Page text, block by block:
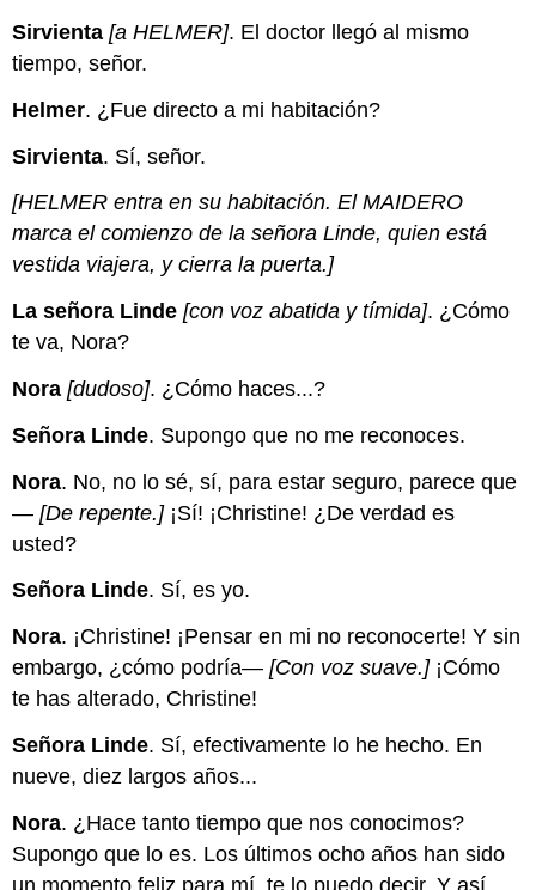
Sirvienta [a HELMER]. El doctor llegó al mismo
tiempo, señor.
Helmer. ¿Fue directo a mi habitación?
Sirvienta. Sí, señor.
[HELMER entra en su habitación. El MAIDERO
marca el comienzo de la señora Linde, quien está
vestida viajera, y cierra la puerta.]
La señora Linde [con voz abatida y tímida]. ¿Cómo
te va, Nora?
Nora [dudoso]. ¿Cómo haces...?
Señora Linde. Supongo que no me reconoces.
Nora. No, no lo sé, sí, para estar seguro, parece que
—[De repente.] ¡Sí! ¡Christine! ¿De verdad es
usted?
Señora Linde. Sí, es yo.
Nora. ¡Christine! ¡Pensar en mi no reconocerte! Y sin
embargo, ¿cómo podría—[Con voz suave.] ¡Cómo
te has alterado, Christine!
Señora Linde. Sí, efectivamente lo he hecho. En
nueve, diez largos años...
Nora. ¿Hace tanto tiempo que nos conocimos?
Supongo que lo es. Los últimos ocho años han sido
un momento feliz para mí, te lo puedo decir. Y así